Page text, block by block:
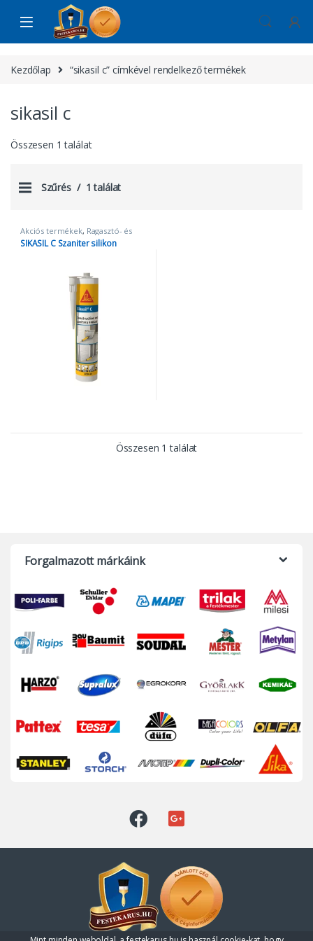
Skip to navigation
Skip to content
Kezdőlap “sikasil c” címkével rendelkező termékek
sikasil c
Összesen 1 találat
Szűrés 1 találat
Akciós termékek, Ragasztó- és
Tömítőanyagok, Sikasil c
SIKASIL C Szaniter silikon
Összesen 1 találat
Forgalmazott márkáink